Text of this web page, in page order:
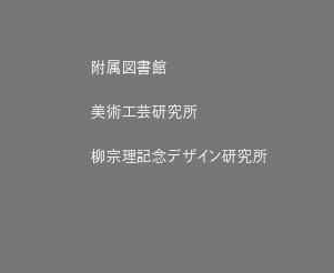
附属図書館
美術工芸研究所
柳宗理記念デザイン研究所